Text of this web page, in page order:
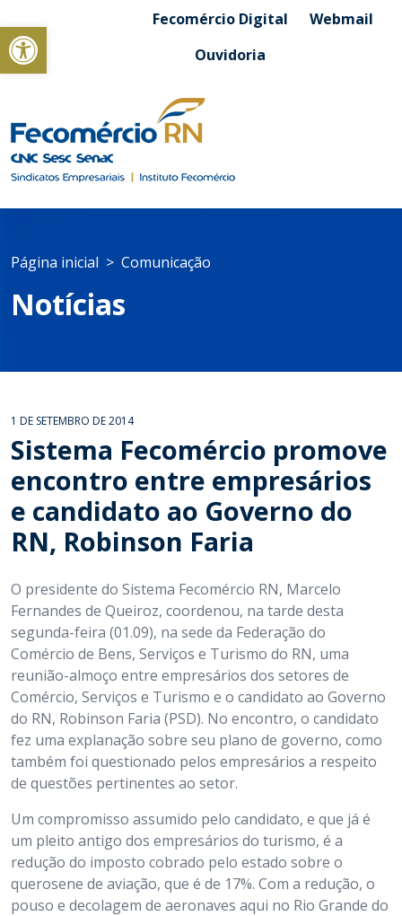
Abrir a barra de ferramentasFecomércio Digital
Webmail
Ouvidoria
Página inicial Comunicação
Notícias
1 DE SETEMBRO DE 2014
Sistema Fecomércio promove
encontro entre empresários
e candidato ao Governo do
RN, Robinson Faria
O presidente do Sistema Fecomércio RN, Marcelo
Fernandes de Queiroz, coordenou, na tarde desta
segunda-feira (01.09), na sede da Federação do
Comércio de Bens, Serviços e Turismo do RN, uma
reunião-almoço entre empresários dos setores de
Comércio, Serviços e Turismo e o candidato ao Governo
do RN, Robinson Faria (PSD). No encontro, o candidato
fez uma explanação sobre seu plano de governo, como
também foi questionado pelos empresários a respeito
de questões pertinentes ao setor.
Um compromisso assumido pelo candidato, e que já é
um pleito antigo dos empresários do turismo, é a
redução do imposto cobrado pelo estado sobre o
querosene de aviação, que é de 17%. Com a redução, o
pouso e decolagem de aeronaves aqui no Rio Grande do